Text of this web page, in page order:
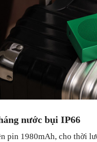
nước bụi IP66
pin 1980mAh, cho thời